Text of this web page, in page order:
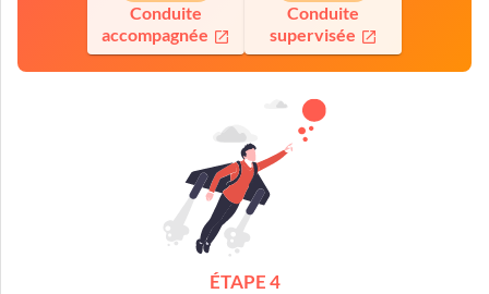
Conduite
accompagnée
Conduite
supervisée
ÉTAPE 4